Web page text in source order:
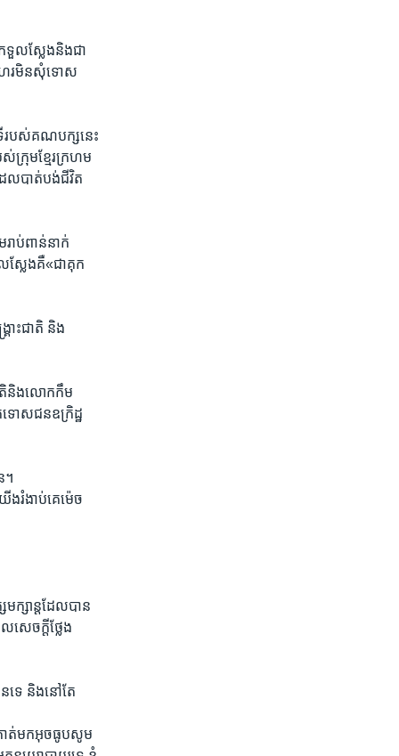
ទួល​ស្លែង​និង​ជា​
ជំហរ​មិនសុំទោស​
របស់​គណបក្ស​នេះ​
ក្រុម​ខ្មែរ​ក្រហម​
ែល​បាត់​បង់​ជីវិត​
ាប់ពាន់​នាក់​
ស្លែង​គឺ«ជា​គុក​
ោះ​ជាតិ​ និង​
តិ​និងលោកកឹម
ទោស​ជន​ឧក្រិដ្ឋ
។
ង​រំងាប់​គេ​ម៉េច​
ក្សាន្ត​ដែល​បាន​
េចក្តី​ថ្លែង​
េ​ និង​នៅ​តែ​
គាត់មក​អុច​ធូប​សូម​